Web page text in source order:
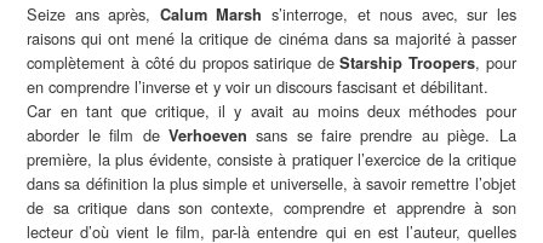
Seize ans après, Calum Marsh s’interroge, et nous avec, sur les
raisons qui ont mené la critique de cinéma dans sa majorité à passer
complètement à côté du propos satirique deStarship Troopers, pour
en comprendre l’inverse et y voir un discours fascisant et débilitant.
Car en tant que critique, il y avait au moins deux méthodes pour
aborder le film de Verhoeven sans se faire prendre au piège. La
première, la plus évidente, consiste à pratiquer l’exercice de la critique
dans sa définition la plus simple et universelle, à savoir remettre l’objet
de sa critique dans son contexte, comprendre et apprendre à son
lecteur d’où vient le film, par-là entendre qui en est l’auteur, quelles